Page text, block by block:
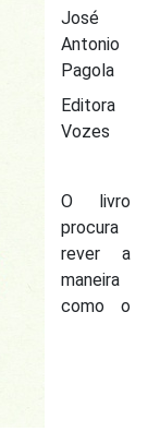
José
Antonio
Pagola
Editora
Vozes
O livro
procura
rever a
maneira
como o